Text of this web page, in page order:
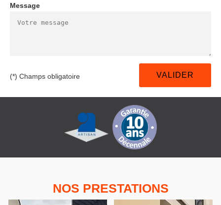
Message
(*) Champs obligatoire
NOS PRESTATIONS